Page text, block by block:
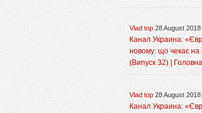
Vlad top 28 August
Канал Украина:
новому: що чекає на
(Випуск 32) |
Vlad top 28 August
Канал Украина: